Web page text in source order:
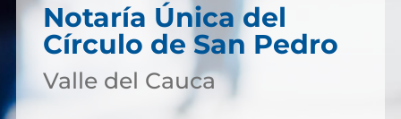
Notaría Única del
Círculo de San Pedro
Valle del Cauca